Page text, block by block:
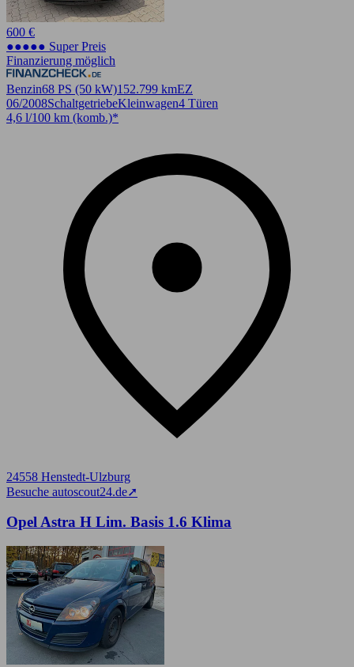
600 €
●●●●● Super Preis
Finanzierung möglich
Benzin68 PS (50 kW)152.799 kmEZ
06/2008SchaltgetriebeKleinwagen4 Türen
4,6 l/100 km (komb.)*
24558 Henstedt-Ulzburg
Besuche autoscout24.de➚
Opel Astra H Lim. Basis 1.6 Klima